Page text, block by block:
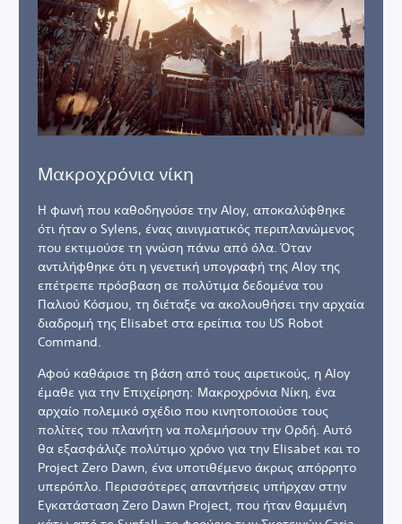
Μακροχρόνια νίκη
Η φωνή που καθοδηγούσε την Aloy, αποκαλύφθηκε
ότι ήταν ο Sylens, ένας αινιγματικός περιπλανώμενος
που εκτιμούσε τη γνώση πάνω από όλα. Όταν
αντιλήφθηκε ότι η γενετική υπογραφή της Aloy της
επέτρεπε πρόσβαση σε πολύτιμα δεδομένα του
Παλιού Κόσμου, τη διέταξε να ακολουθήσει την αρχαία
διαδρομή της Elisabet στα ερείπια του US Robot
Command.
Αφού καθάρισε τη βάση από τους αιρετικούς, η Aloy
έμαθε για την Επιχείρηση: Μακροχρόνια Νίκη, ένα
αρχαίο πολεμικό σχέδιο που κινητοποιούσε τους
πολίτες του πλανήτη να πολεμήσουν την Ορδή. Αυτό
θα εξασφάλιζε πολύτιμο χρόνο για την Elisabet και το
Project Zero Dawn, ένα υποτιθέμενο άκρως απόρρητο
υπερόπλο. Περισσότερες απαντήσεις υπήρχαν στην
Εγκατάσταση Zero Dawn Project, που ήταν θαμμένη